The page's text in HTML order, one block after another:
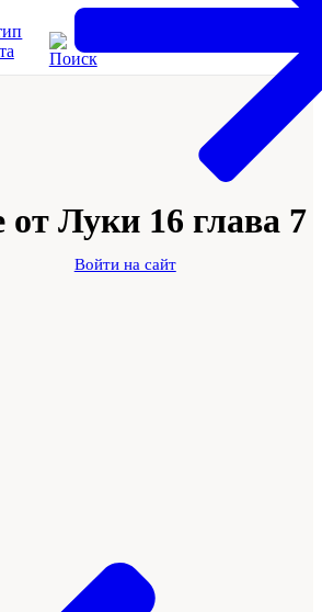
Войти на сайт
от Луки 16 глава 7